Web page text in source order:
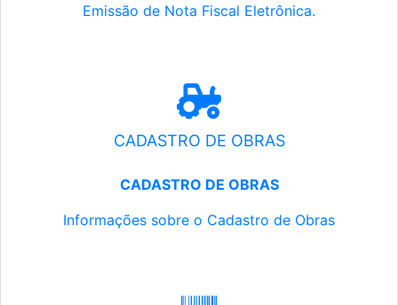
Emissão de Nota Fiscal Eletrônica.
CADASTRO DE OBRAS
CADASTRO DE OBRAS
Informações sobre o Cadastro de Obras